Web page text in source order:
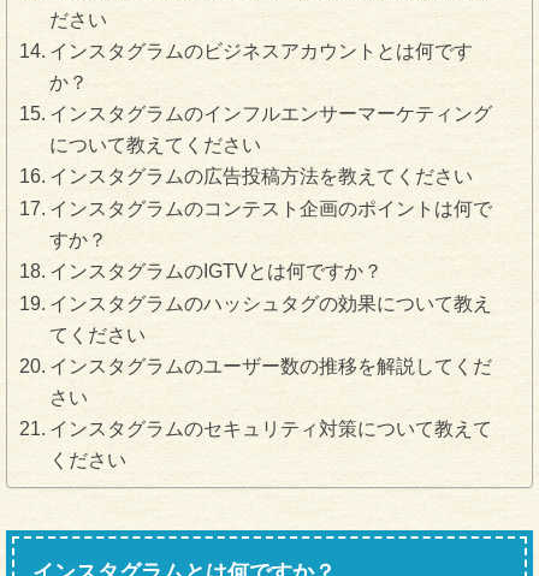
ださい
インスタグラムのビジネスアカウントとは何です
か？
インスタグラムのインフルエンサーマーケティング
について教えてください
インスタグラムの広告投稿方法を教えてください
インスタグラムのコンテスト企画のポイントは何で
すか？
インスタグラムのIGTVとは何ですか？
インスタグラムのハッシュタグの効果について教え
てください
インスタグラムのユーザー数の推移を解説してくだ
さい
インスタグラムのセキュリティ対策について教えて
ください